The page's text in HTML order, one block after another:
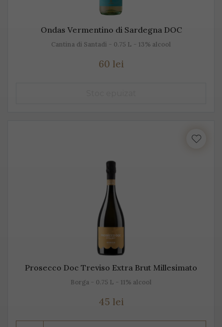
Ondas Vermentino di Sardegna DOC
Cantina di Santadi - 0.75 L - 13% alcool
60 lei
Prosecco Doc Treviso Extra Brut Millesimato
Borga - 0.75 L - 11% alcool
45 lei